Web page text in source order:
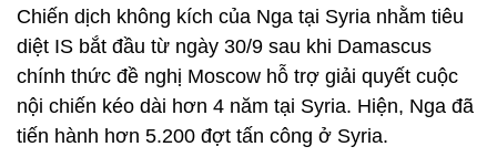
Chiến dịch không kích của Nga tại Syria nhằm tiêu
diệt IS bắt đầu từ ngày 30/9 sau khi Damascus
chính thức đề nghị Moscow hỗ trợ giải quyết cuộc
nội chiến kéo dài hơn 4 năm tại Syria. Hiện, Nga đã
tiến hành hơn 5.200 đợt tấn công ở Syria.